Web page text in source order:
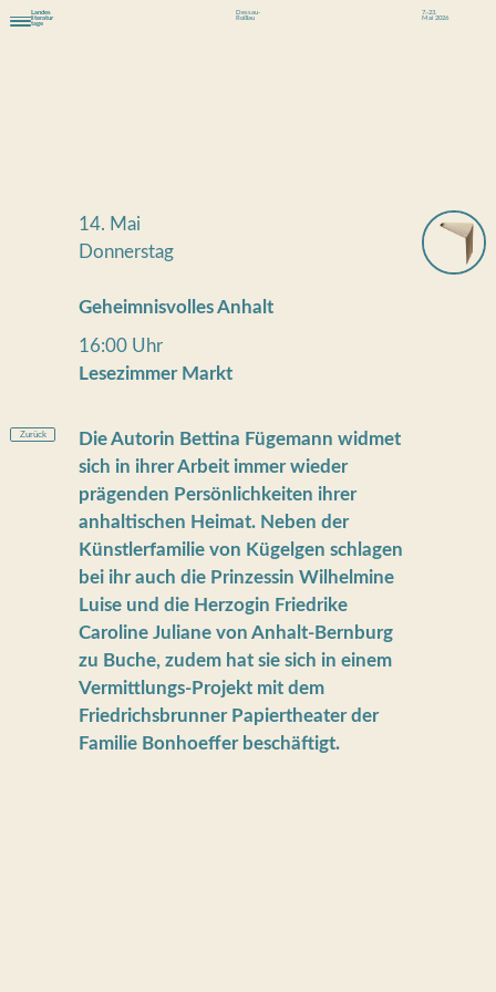
Landes
literatur
tage
Dessau-
Roßlau
7.-23.
Mai 2026
Zurück
14. Mai
Donnerstag
Geheimnisvolles Anhalt
16:00 Uhr
Lesezimmer Markt
Die Autorin Bettina Fügemann widmet
sich in ihrer Arbeit immer wieder
prägenden Persönlichkeiten ihrer
anhaltischen Heimat. Neben der
Künstlerfamilie von Kügelgen schlagen
bei ihr auch die Prinzessin Wilhelmine
Luise und die Herzogin Friedrike
Caroline Juliane von Anhalt-Bernburg
zu Buche, zudem hat sie sich in einem
Vermittlungs-Projekt mit dem
Friedrichsbrunner Papiertheater der
Familie Bonhoeffer beschäftigt.